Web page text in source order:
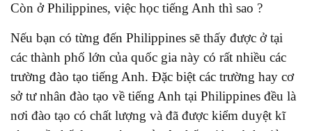
Còn ở Philippines, việc học tiếng Anh thì sao ?
Nếu bạn có từng đến Philippines sẽ thấy được ở tại
các thành phố lớn của quốc gia này có rất nhiều các
trường đào tạo tiếng Anh. Đặc biệt các trường hay cơ
sở tư nhân đào tạo về tiếng Anh tại Philippines đều là
nơi đào tạo có chất lượng và đã được kiểm duyệt kĩ